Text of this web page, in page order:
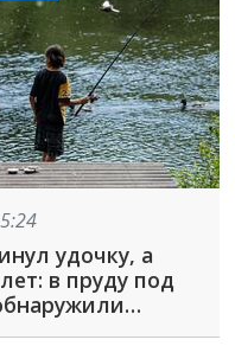
удочку, а
в пруду под